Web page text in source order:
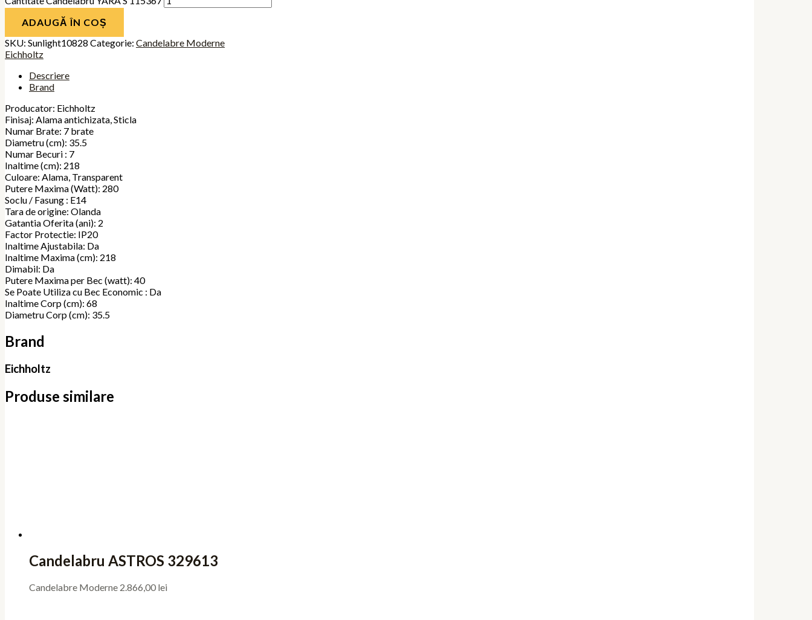
ADAUGĂ ÎN COȘ
SKU: Sunlight10828 Categorie: Candelabre Moderne
Eichholtz
Descriere
Brand
Producator: Eichholtz
Finisaj: Alama antichizata, Sticla
Numar Brate: 7 brate
Diametru (cm): 35.5
Numar Becuri : 7
Inaltime (cm): 218
Culoare: Alama, Transparent
Putere Maxima (Watt): 280
Soclu / Fasung : E14
Tara de origine: Olanda
Gatantia Oferita (ani): 2
Factor Protectie: IP20
Inaltime Ajustabila: Da
Inaltime Maxima (cm): 218
Dimabil: Da
Putere Maxima per Bec (watt): 40
Se Poate Utiliza cu Bec Economic : Da
Inaltime Corp (cm): 68
Diametru Corp (cm): 35.5
Brand
Eichholtz
Produse similare
Candelabru ASTROS 329613
Candelabre Moderne 2.866,00 lei